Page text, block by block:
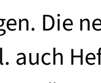
Die
auch